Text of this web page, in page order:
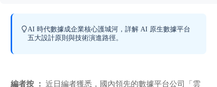
AI 時代數據成企業核心護城河，詳解 AI 原生數據平台
五大設計原則與技術演進路徑。
編者按 ： 近日編者獲悉，國內領先的數據平台公司「雲